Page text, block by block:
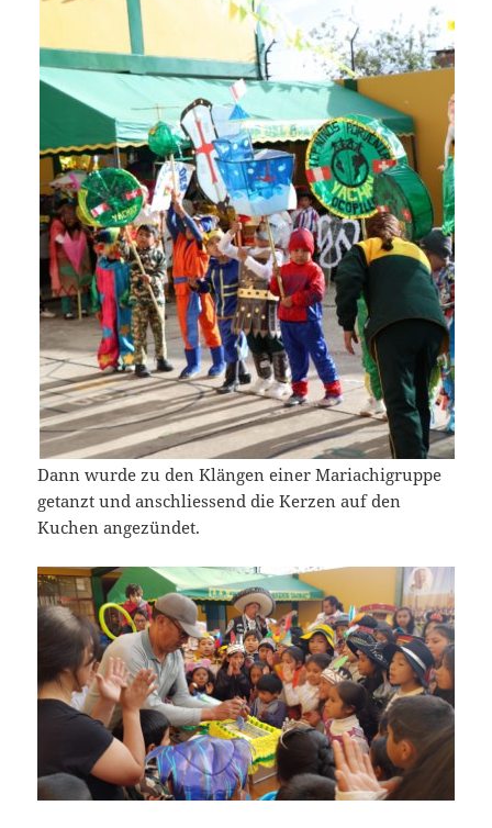
Dann wurde zu den Klängen einer Mariachigruppe
getanzt und anschliessend die Kerzen auf den
Kuchen angezündet.